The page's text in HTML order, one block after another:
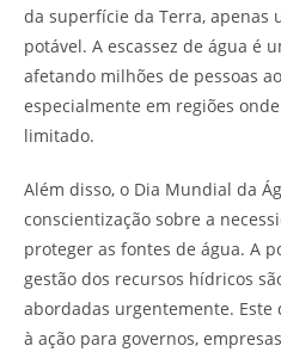
da superfície da Terra, apenas
potável. A escassez de água é
afetando milhões de pessoas
especialmente em regiões
limitado.
Além disso, o Dia Mundial da
conscientização sobre a
proteger as fontes de água. A
gestão dos recursos hídricos
abordadas urgentemente. Este
à ação para governos,